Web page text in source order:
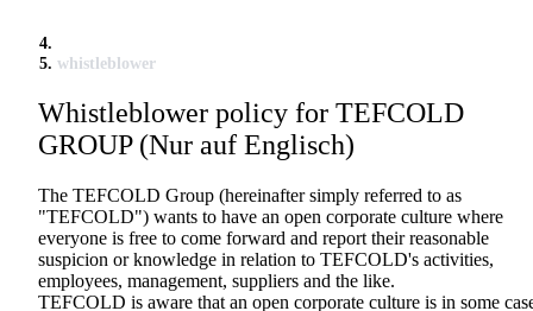
whistleblower
Whistleblower policy for TEFCOLD
GROUP (Nur auf Englisch)
The TEFCOLD Group (hereinafter simply referred to as
"TEFCOLD") wants to have an open corporate culture where
everyone is free to come forward and report their reasonable
suspicion or knowledge in relation to TEFCOLD's activities,
employees, management, suppliers and the like.
TEFCOLD is aware that an open corporate culture is in some